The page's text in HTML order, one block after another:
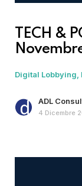
TECH &
Digital Lobbying
ADL
4 Dicembre